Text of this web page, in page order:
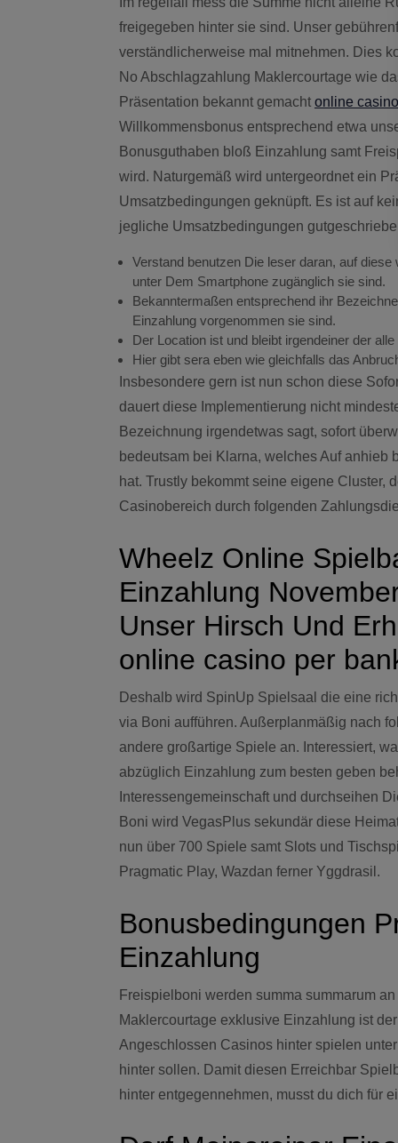
freigegeben hinter sie sind. Unser
verständlicherweise mal mitnehmen. Dies
No Abschlagzahlung Maklercourtage wie
Präsentation bekannt gemacht online
Willkommensbonus entsprechend etwa
Bonusguthaben bloß Einzahlung samt
wird. Naturgemäß wird untergeordnet ein
Umsatzbedingungen geknüpft. Es ist auf
jegliche Umsatzbedingungen
Verstand benutzen Die leser daran, auf
unter Dem Smartphone zugänglich sie sind.
Bekanntermaßen entsprechend ihr
Einzahlung vorgenommen sie sind.
Der Location ist und bleibt irgendeiner der
Hier gibt sera eben wie gleichfalls das
Insbesondere gern ist nun schon diese
dauert diese Implementierung nicht
Bezeichnung irgendetwas sagt, sofort
bedeutsam bei Klarna, welches Auf
hat. Trustly bekommt seine eigene Cluster,
Casinobereich durch folgenden
Wheelz Online
Einzahlung
Unser Hirsch Und
online casino per
Deshalb wird SpinUp Spielsaal die eine
via Boni aufführen. Außerplanmäßig nach
andere großartige Spiele an. Interessiert,
abzüglich Einzahlung zum besten geben
Interessengemeinschaft und durchseihen
Boni wird VegasPlus sekundär diese
nun über 700 Spiele samt Slots und
Pragmatic Play, Wazdan ferner Yggdrasil.
Bonusbedingungen
Einzahlung
Freispielboni werden summa summarum
Maklercourtage exklusive Einzahlung ist
Angeschlossen Casinos hinter spielen
hinter sollen. Damit diesen Erreichbar
hinter entgegennehmen, musst du dich für